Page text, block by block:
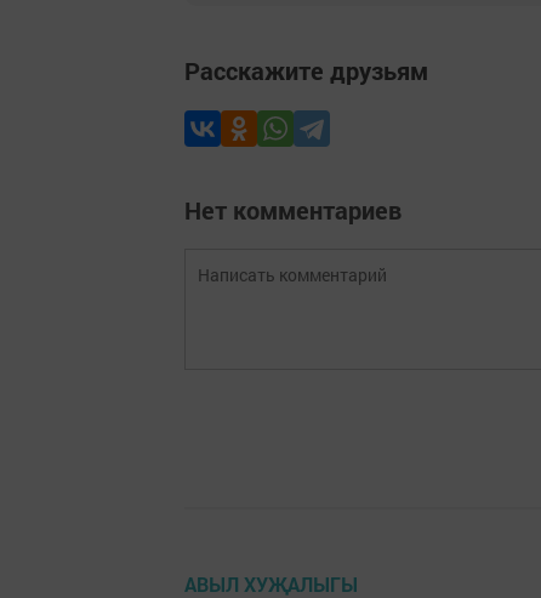
Расскажите друзьям
Нет комментариев
АВЫЛ ХУҖАЛЫГЫ